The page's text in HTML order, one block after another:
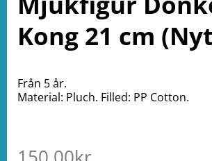
Kong 21 cm
Från 5 år.
Material: Pluch. Filled: PP Cotton.